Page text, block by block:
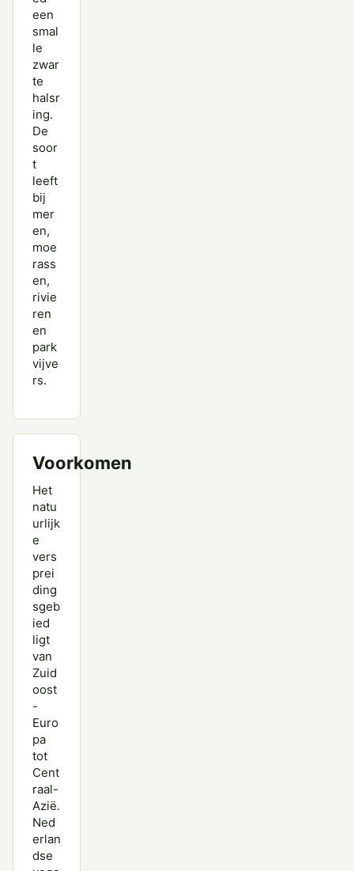
een
smal
le
zwar
te
halsr
ing.
De
soor
t
leeft
bij
mer
en,
moe
rass
en,
rivie
ren
en
park
vijve
rs.
Voorkomen
Het
natu
urlijk
e
vers
prei
ding
sgeb
ied
ligt
van
Zuid
oost
-
Euro
pa
tot
Cent
raal-
Azië.
Ned
erlan
dse